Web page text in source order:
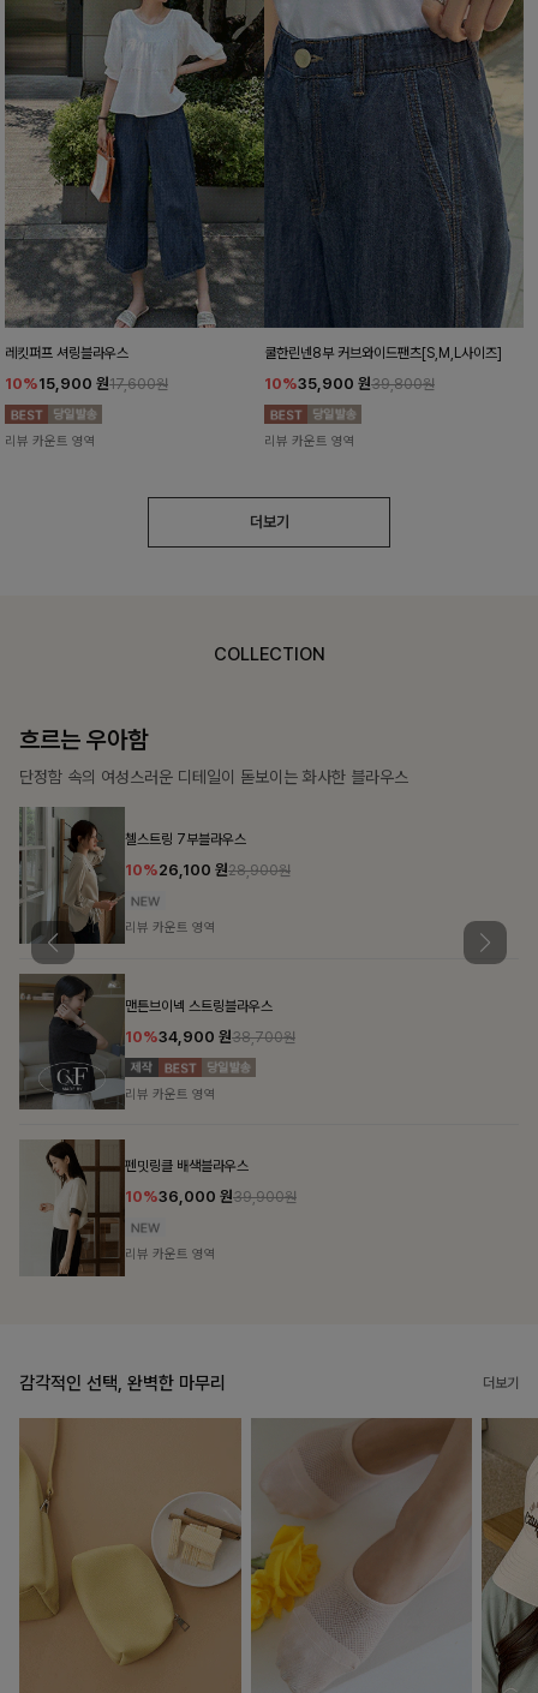
레킷퍼프 셔링블라우스
10%15,900 원17,600원
리뷰 카운트 영역
쿨한린넨8부 커브와이드팬츠[S,M,L사이즈]
10%35,900 원39,800원
리뷰 카운트 영역
더보기
COLLECTION
가벼운 계절감
탄탄한 소재와 깔끔한 핏, 매일 손이 가는 데일리 티셔츠
15,300
20,700
리뷰 카운트 영역
16,200 17,900원
감각적인 선택, 완벽한 마무리 더보기